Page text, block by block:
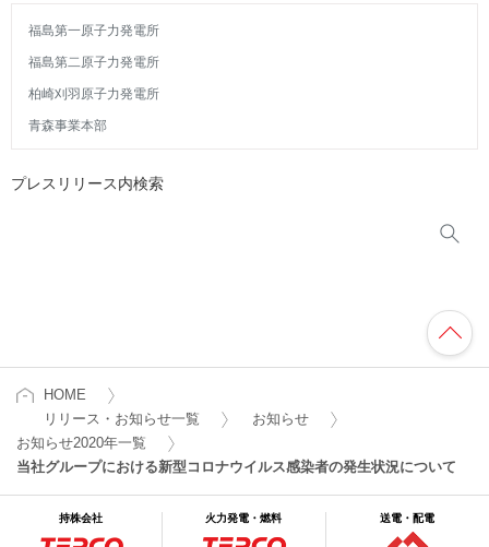
福島第一原子力発電所
福島第二原子力発電所
柏崎刈羽原子力発電所
青森事業本部
プレスリリース内検索
HOME
リリース・お知らせ一覧
お知らせ
お知らせ2020年一覧
当社グループにおける新型コロナウイルス感染者の発生状況について
持株会社 火力発電・燃料 送電・配電